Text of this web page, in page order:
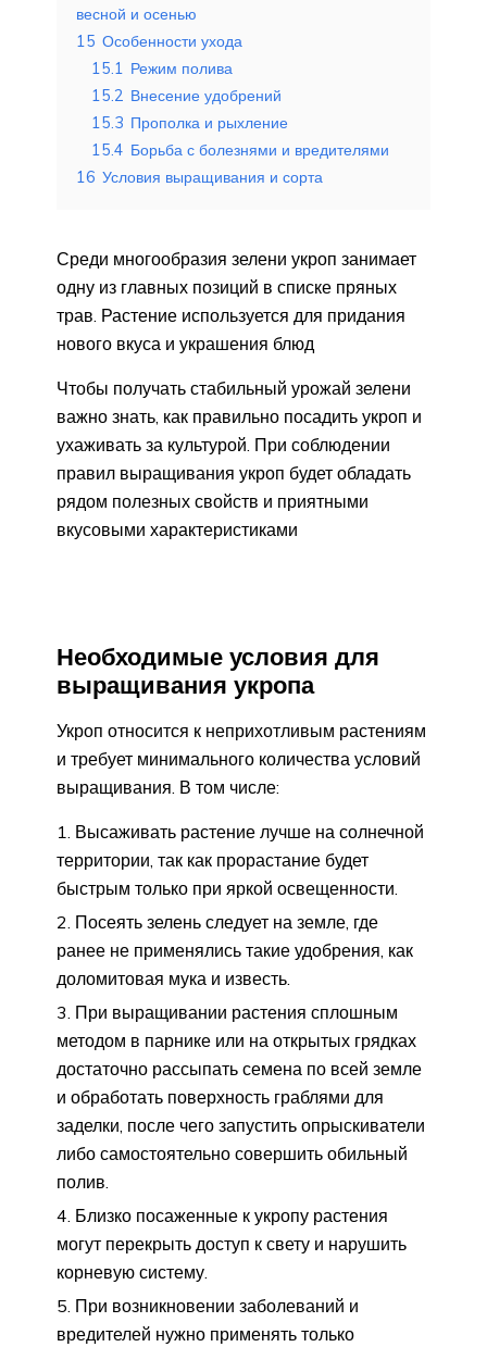
весной и осенью
15 Особенности ухода
15.1 Режим полива
15.2 Внесение удобрений
15.3 Прополка и рыхление
15.4 Борьба с болезнями и вредителями
16 Условия выращивания и сорта
Среди многообразия зелени укроп занимает
одну из главных позиций в списке пряных
трав. Растение используется для придания
нового вкуса и украшения блюд
Чтобы получать стабильный урожай зелени
важно знать, как правильно посадить укроп и
ухаживать за культурой. При соблюдении
правил выращивания укроп будет обладать
рядом полезных свойств и приятными
вкусовыми характеристиками
Необходимые условия для
выращивания укропа
Укроп относится к неприхотливым растениям
и требует минимального количества условий
выращивания. В том числе:
Высаживать растение лучше на солнечной
территории, так как прорастание будет
быстрым только при яркой освещенности.
Посеять зелень следует на земле, где
ранее не применялись такие удобрения, как
доломитовая мука и известь.
При выращивании растения сплошным
методом в парнике или на открытых грядках
достаточно рассыпать семена по всей земле
и обработать поверхность граблями для
заделки, после чего запустить опрыскиватели
либо самостоятельно совершить обильный
полив.
Близко посаженные к укропу растения
могут перекрыть доступ к свету и нарушить
корневую систему.
При возникновении заболеваний и
вредителей нужно применять только